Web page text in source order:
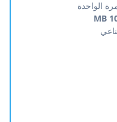
الواحدة